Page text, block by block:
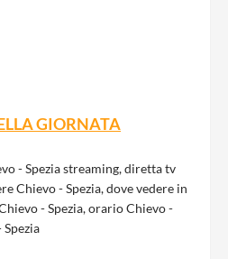
GIORNATA
- Spezia streaming,diretta tv
Chievo - Spezia,dove vedere in
- Spezia,orario Chievo -